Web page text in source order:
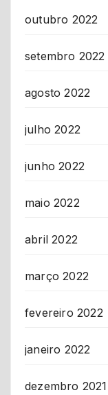
outubro 2022
setembro 2022
agosto 2022
julho 2022
junho 2022
maio 2022
abril 2022
março 2022
fevereiro 2022
janeiro 2022
dezembro 2021